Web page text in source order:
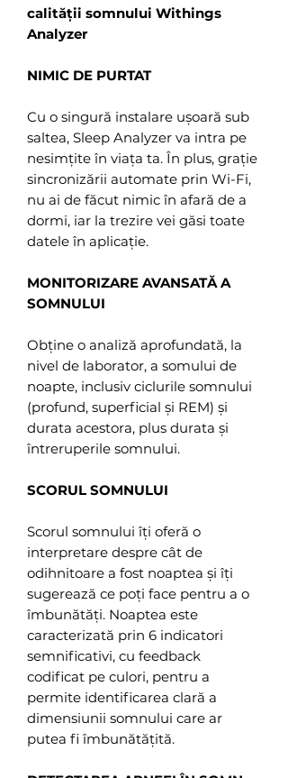
calității somnului Withings
Analyzer
NIMIC DE PURTAT
Cu o singură instalare ușoară sub
saltea, Sleep Analyzer va intra pe
nesimțite în viața ta. În plus, grație
sincronizării automate prin Wi-Fi,
nu ai de făcut nimic în afară de a
dormi, iar la trezire vei găsi toate
datele în aplicație.
MONITORIZARE AVANSATĂ A
SOMNULUI
Obține o analiză aprofundată, la
nivel de laborator, a somului de
noapte, inclusiv ciclurile somnului
(profund, superficial și REM) și
durata acestora, plus durata și
întreruperile somnului.
SCORUL SOMNULUI
Scorul somnului îți oferă o
interpretare despre cât de
odihnitoare a fost noaptea și îți
sugerează ce poți face pentru a o
îmbunătăți. Noaptea este
caracterizată prin 6 indicatori
semnificativi, cu feedback
codificat pe culori, pentru a
permite identificarea clară a
dimensiunii somnului care ar
putea fi îmbunătățită.